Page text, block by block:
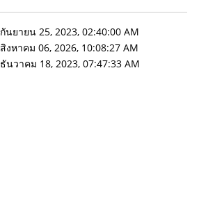
กันยายน 25, 2023, 02:40:00 AM
สิงหาคม 06, 2026, 10:08:27 AM
ธันวาคม 18, 2023, 07:47:33 AM